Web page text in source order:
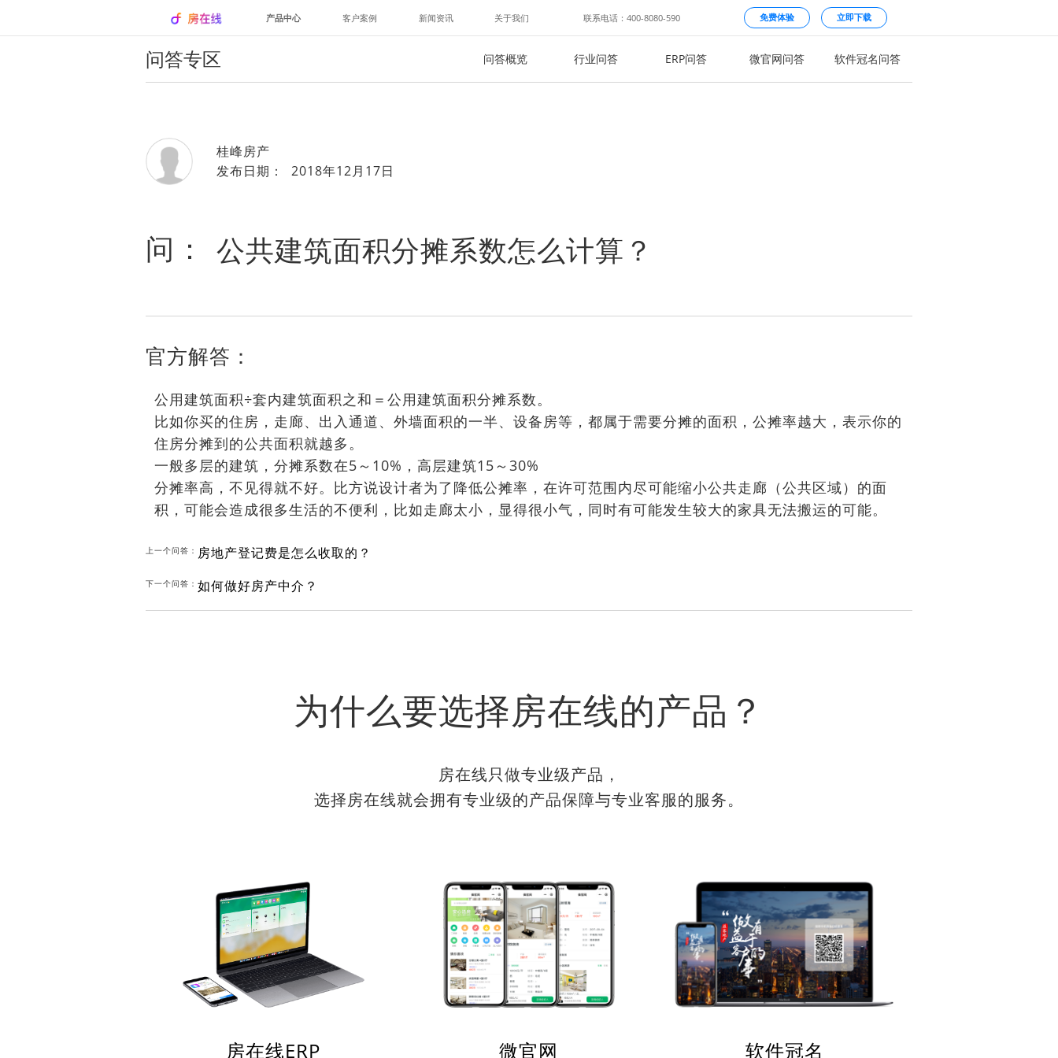
产品中心 客户案例 新闻资讯 关于我们 联系电话：400-8080-590 免费体验 立即下载
问答专区 问答概览 行业问答 ERP问答 微官网问答 软件冠名问答
桂峰房产
发布日期： 2018年12月17日
问： 公共建筑面积分摊系数怎么计算？
官方解答：
公用建筑面积÷套内建筑面积之和＝公用建筑面积分摊系数。
比如你买的住房，走廊、出入通道、外墙面积的一半、设备房等，都属于需要分摊的面积，公摊率越大，表示你的
住房分摊到的公共面积就越多。
一般多层的建筑，分摊系数在5～10%，高层建筑15～30%
分摊率高，不见得就不好。比方说设计者为了降低公摊率，在许可范围内尽可能缩小公共走廊（公共区域）的面
积，可能会造成很多生活的不便利，比如走廊太小，显得很小气，同时有可能发生较大的家具无法搬运的可能。
上一个问答： 房地产登记费是怎么收取的？
下一个问答： 如何做好房产中介？
为什么要选择房在线的产品？
房在线只做专业级产品，
选择房在线就会拥有专业级的产品保障与专业客服的服务。
房在线ERP 微官网 软件冠名